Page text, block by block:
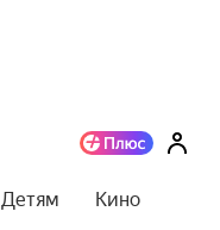
Детям Кино